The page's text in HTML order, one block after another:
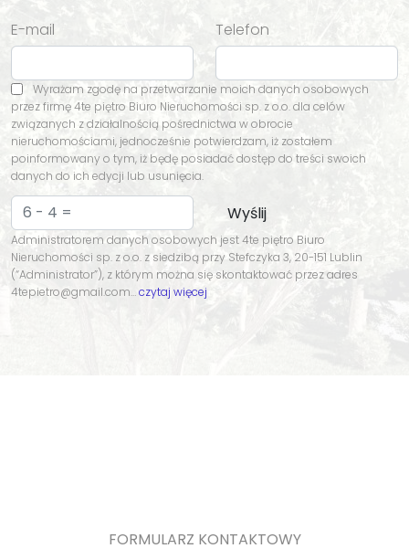
E-mail Telefon
Wyrażam zgodę na przetwarzanie moich danych osobowych
przez firmę 4te piętro Biuro Nieruchomości sp. z o.o. dla celów
związanych z działalnością pośrednictwa w obrocie
nieruchomościami, jednocześnie potwierdzam, iż zostałem
poinformowany o tym, iż będę posiadać dostęp do treści swoich
danych do ich edycji lub usunięcia.
Administratorem danych osobowych jest 4te piętro Biuro
Nieruchomości sp. z o.o. z siedzibą przy Stefczyka 3, 20-151 Lublin
(“Administrator”), z którym można się skontaktować przez adres
4tepietro@gmail.com…czytaj więcej
FORMULARZ KONTAKTOWY